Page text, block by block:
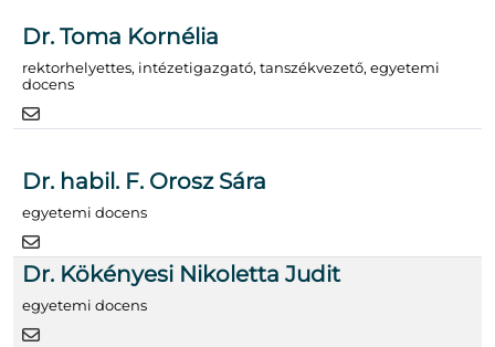
Dr. Toma Kornélia
rektorhelyettes, intézetigazgató, tanszékvezető, egyetemi
docens
Dr. habil. F. Orosz Sára
egyetemi docens
Dr. Kökényesi Nikoletta Judit
egyetemi docens